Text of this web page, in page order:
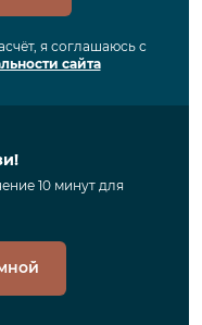
я соглашаюсь с
сайта
10 минут для